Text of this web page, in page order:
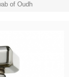
of Oudh